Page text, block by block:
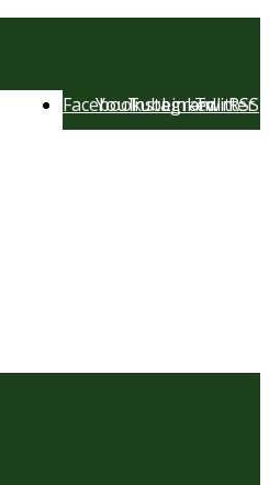
RSS
Twitter
LinkedIn
Instagram
YouTube
Facebook